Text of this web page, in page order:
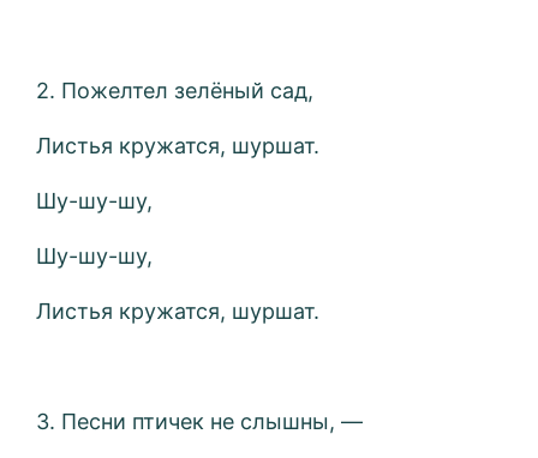
2. Пожелтел зелёный сад,
Листья кружатся, шуршат.
Шу-шу-шу,
Шу-шу-шу,
Листья кружатся, шуршат.
3. Песни птичек не слышны, —